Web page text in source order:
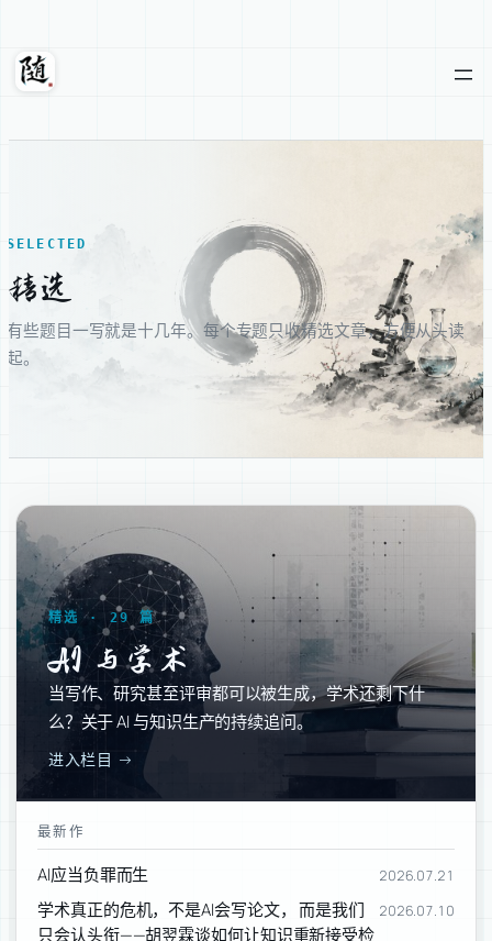
内
随轩
SELECTED
精选
有些题目一写就是十几年。每个专题只收精选文章，方便从头读
起。
精选 · 29 篇
AI 与学术
当写作、研究甚至评审都可以被生成，学术还剩下什
么？关于 AI 与知识生产的持续追问。
进入栏目 →
最新作
AI应当负罪而生 2026.07.21
学术真正的危机，不是AI会写论文， 而是我们
只会认头衔——胡翌霖谈如何让知识重新接受检
2026.07.10